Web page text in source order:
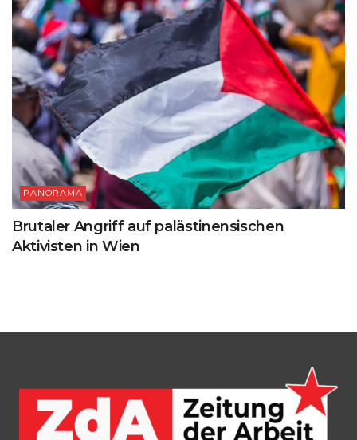
PANORAMA
Brutaler Angriff auf palästinensischen
Aktivisten in Wien